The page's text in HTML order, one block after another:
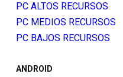
PC ALTOS RECURSOS
PC MEDIOS RECURSOS
PC BAJOS RECURSOS
ANDROID